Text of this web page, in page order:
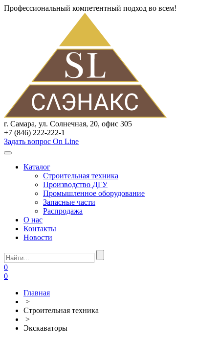
Профессиональный компетентный подход во всем!
г. Самара, ул. Солнечная, 20, офис 305
+7 (846) 222-222-1
Задать вопрос On Line
Каталог
Строительная техника
Производство ДГУ
Промышленное оборудование
Запасные части
Распродажа
О нас
Контакты
Новости
0
0
Главная
>
Строительная техника
>
Экскаваторы